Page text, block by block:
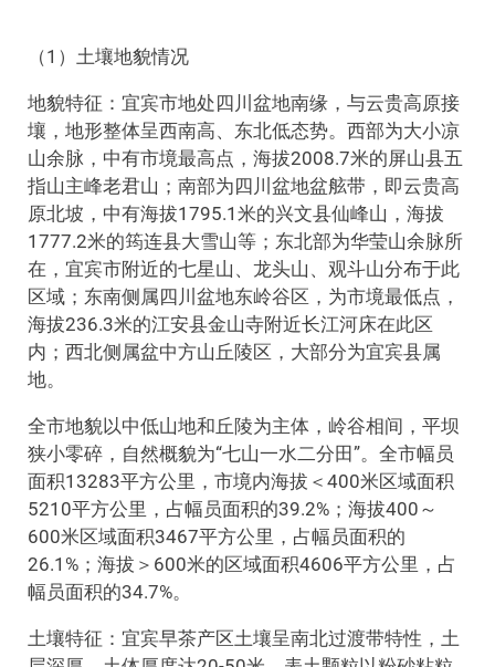
（1）土壤地貌情况
地貌特征：宜宾市地处四川盆地南缘，与云贵高原接
壤，地形整体呈西南高、东北低态势。西部为大小凉
山余脉，中有市境最高点，海拔2008.7米的屏山县五
指山主峰老君山；南部为四川盆地盆舷带，即云贵高
原北坡，中有海拔1795.1米的兴文县仙峰山，海拔
1777.2米的筠连县大雪山等；东北部为华莹山余脉所
在，宜宾市附近的七星山、龙头山、观斗山分布于此
区域；东南侧属四川盆地东岭谷区，为市境最低点，
海拔236.3米的江安县金山寺附近长江河床在此区
内；西北侧属盆中方山丘陵区，大部分为宜宾县属
地。
全市地貌以中低山地和丘陵为主体，岭谷相间，平坝
狭小零碎，自然概貌为“七山一水二分田”。全市幅员
面积13283平方公里，市境内海拔＜400米区域面积
5210平方公里，占幅员面积的39.2%；海拔400～
600米区域面积3467平方公里，占幅员面积的
26.1%；海拔＞600米的区域面积4606平方公里，占
幅员面积的34.7%。
土壤特征：宜宾早茶产区土壤呈南北过渡带特性，土